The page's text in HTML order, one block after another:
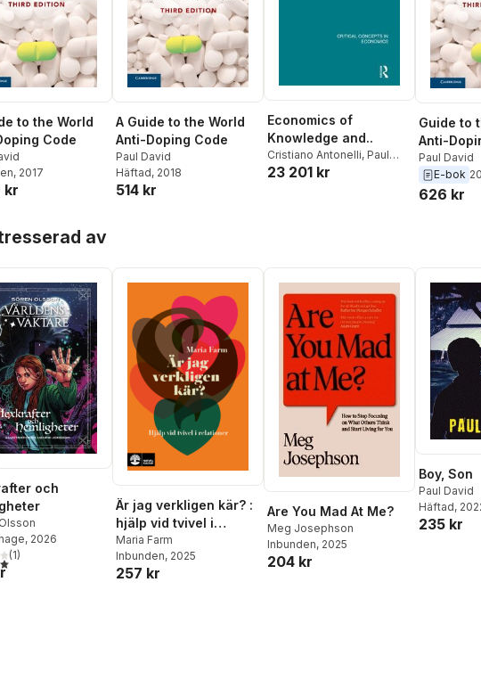
to the World
Code
, 2017
kr
A Guide to the World
Anti-Doping Code
Paul David
Häftad, 2018
514 kr
Economics of
Knowledge and..
Cristiano Antonelli, Paul
David
23 201 kr
Guide to
Anti-
Paul David
E-bok
626 kr
av
och
, 2026
5 stjärnor. Totalt antal röster:
(1)
Är jag verkligen kär? :
hjälp vid tvivel i
relationer
Maria Farm
Inbunden, 2025
257 kr
Are You Mad At Me?
Meg Josephson
Inbunden, 2025
204 kr
Boy, Son
Paul David
Häftad,
235 kr